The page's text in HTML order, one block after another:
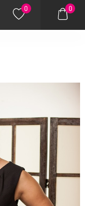
0 0